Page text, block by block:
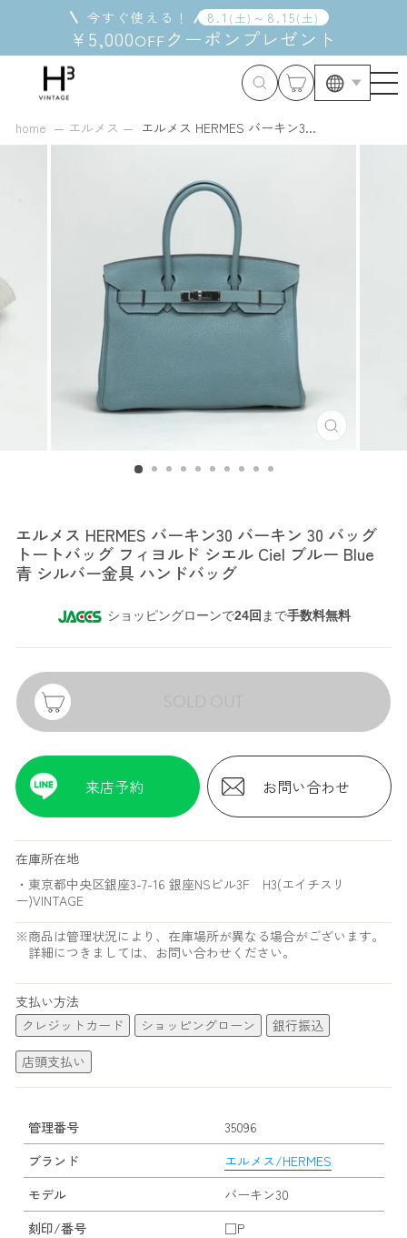
キ
今すぐ使える！ 8 . 1 ( 土) ～ 8 . 15( 土)
¥5,000OFFクーポン プレゼント
home エルメス エルメス HERMES バーキン3...
エルメス HERMES バーキン30 バーキン 30 バッグ
トートバッグ フィヨルド シエル Ciel ブルー Blue
青 シルバー金具 ハンドバッグ
ショッピングローンで24回 まで手数料無料
来店予約 お問い合わせ
在庫所在地
・東京都中央区銀座3-7-16 銀座NSビル3F H3(エイチスリ
ー)VINTAGE
※商品は管理状況により、在庫場所が異なる場合がございます。
詳細につきましては、お問い合わせください。
支払い方法
クレジットカード
ショッピングローン
銀行振込
店頭支払い
管理番号
35096
ブランド
エルメス/HERMES
モデル
バーキン30
刻印/番号
□P